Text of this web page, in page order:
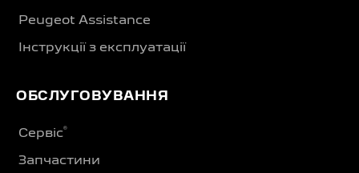
Peugeot Assistance
Інструкції з експлуатації
ОБСЛУГОВУВАННЯ
Сервіс®
Запчастини